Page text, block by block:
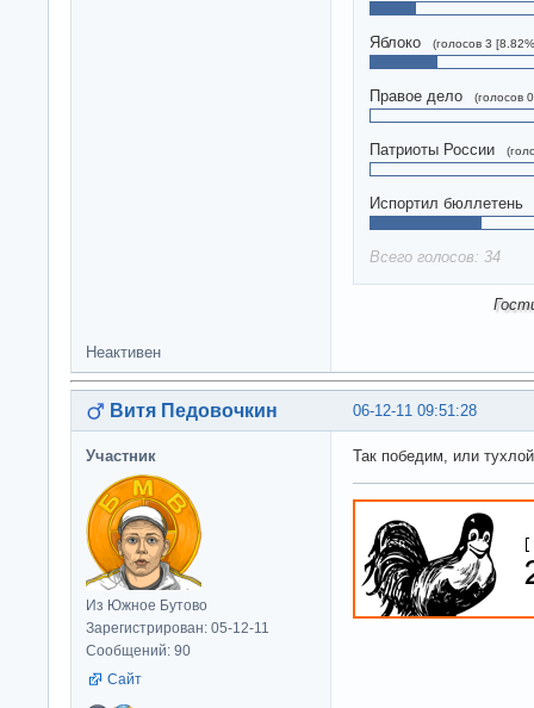
Яблоко (голосов 3
Правое дело (голосов
Патриоты России
Испортил бюллетень
Всего голосов: 34
Неактивен
06-12-11 09:51:28
Витя Педовочкин
Участник
Из Южное Бутово
Зарегистрирован: 05-12-11
Сообщений: 90
Сайт
Так победим, или